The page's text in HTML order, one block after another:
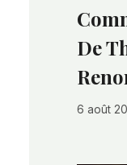
De
6 août